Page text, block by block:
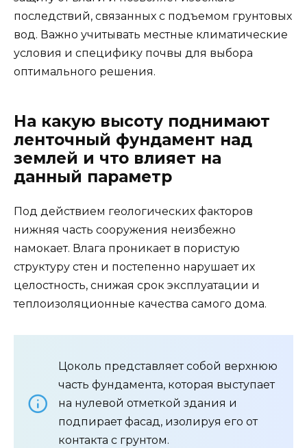
последствий, связанных с подъемом грунтовых
вод. Важно учитывать местные климатические
условия и специфику почвы для выбора
оптимального решения.
На какую высоту поднимают
ленточный фундамент над
землей и что влияет на
данный параметр
Под действием геологических факторов
нижняя часть сооружения неизбежно
намокает. Влага проникает в пористую
структуру стен и постепенно нарушает их
целостность, снижая срок эксплуатации и
теплоизоляционные качества самого дома.
Цоколь представляет собой верхнюю
часть фундамента, которая выступает
на нулевой отметкой здания и
подпирает фасад, изолируя его от
контакта с грунтом.